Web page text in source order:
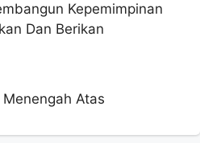
Kepemimpinan
Dan Berikan
Menengah Atas